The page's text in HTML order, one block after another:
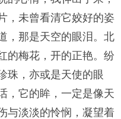
，未曾看清它姣好的姿
，那是天空的眼泪。北
的梅花，开的正艳。纷
珠，亦或是天使的眼
，它的眸，一定是像天
与淡淡的怜悯，凝望着